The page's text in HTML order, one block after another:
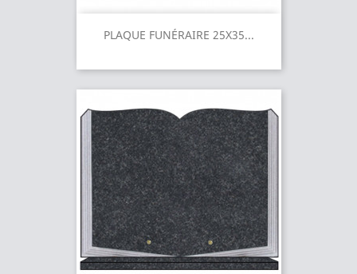
PLAQUE FUNÉRAIRE 25X35...